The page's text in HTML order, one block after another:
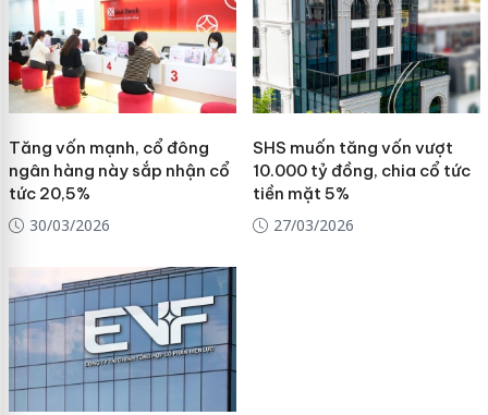
Tăng vốn mạnh, cổ đông
ngân hàng này sắp nhận cổ
tức 20,5%
30/03/2026
SHS muốn tăng vốn vượt
10.000 tỷ đồng, chia cổ tức
tiền mặt 5%
27/03/2026